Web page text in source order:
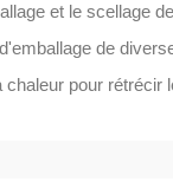
et le scellage
de
pour rétrécir